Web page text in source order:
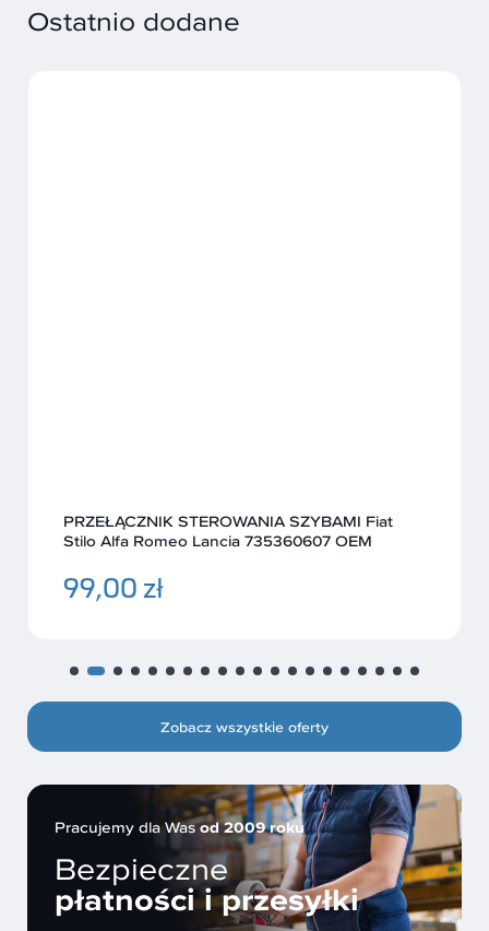
Ostatnio dodane
PRZEŁĄCZNIK STEROWANIA SZYBAMI Fiat
Stilo Alfa Romeo Lancia 735360607 OEM
99,00 zł
Zobacz wszystkie oferty
Pracujemy dla Wasod 2009 roku
Bezpieczne
płatności i przesyłki